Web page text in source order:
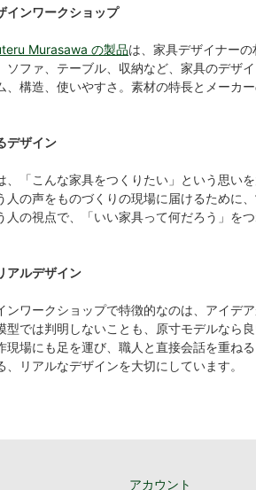
インワークショップ
Murasawa の製品は、家具デザイナー
ファ、テーブル、収納など、家具のデザ
構造、使いやすさ。素材の特長とメーカ
デザイン
「こんな家具をつくりたい」という思い
の声をものづくりの現場に届けるために、
の視点で、「いい家具って何だろう」を
アルデザイン
ワークショップで特徴的なのは、アイデ
では判明しないことも、原寸モデルなら良
場にも足を運び、職人と直接会話を重ねる
リアルなデザインを大切にしています。
アカウント